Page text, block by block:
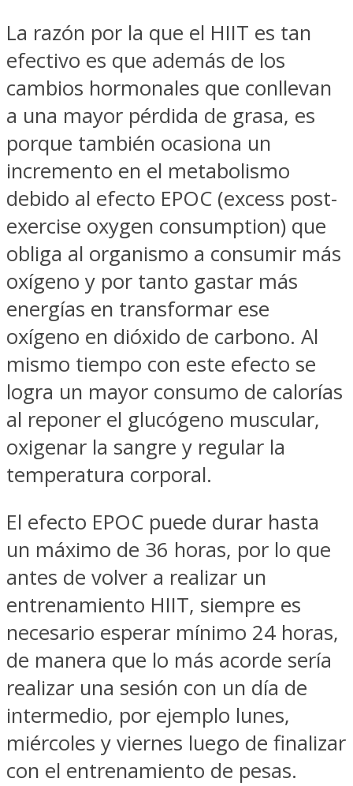
La razón por la que el HIIT es tan
efectivo es que además de los
cambios hormonales que conllevan
a una mayor pérdida de grasa, es
porque también ocasiona un
incremento en el metabolismo
debido al efecto EPOC (excess post-
exercise oxygen consumption) que
obliga al organismo a consumir más
oxígeno y por tanto gastar más
energías en transformar ese
oxígeno en dióxido de carbono. Al
mismo tiempo con este efecto se
logra un mayor consumo de calorías
al reponer el glucógeno muscular,
oxigenar la sangre y regular la
temperatura corporal.
El efecto EPOC puede durar hasta
un máximo de 36 horas, por lo que
antes de volver a realizar un
entrenamiento HIIT, siempre es
necesario esperar mínimo 24 horas,
de manera que lo más acorde sería
realizar una sesión con un día de
intermedio, por ejemplo lunes,
miércoles y viernes luego de finalizar
con el entrenamiento de pesas.